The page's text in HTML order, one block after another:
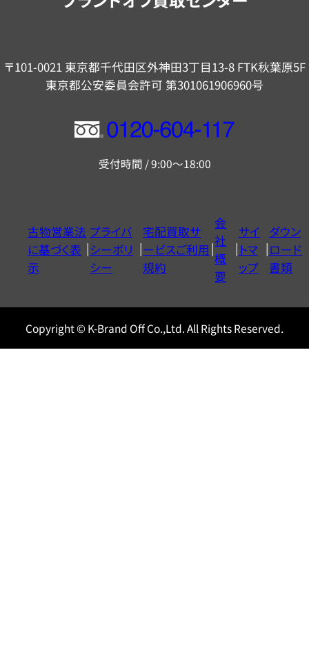
〒101-0021 東京都千代田区外神田3丁目13-8 FTK秋葉原5F
東京都公安委員会許可 第301061906960号
フ
ー
ヤ
ル
0120604117
受付時間 / 9:00～18:00
古物営業法
に基づく表
示
プライバ
シーポリ
シー
宅配買取サ
ービスご利用
規約
会
社
概
要
サイ
トマ
ップ
ダウン
ロード
書類
Copyright © K-Brand Off Co.,Ltd. All Rights Reserved.